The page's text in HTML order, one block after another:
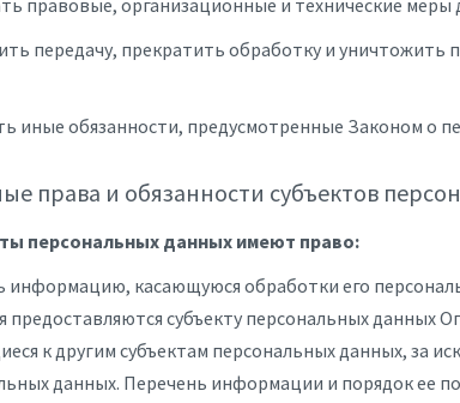
правовые, организационные и технические
передачу, прекратить обработку и уничтожить
иные обязанности, предусмотренные Законом о
права и обязанности субъектов
персональных данных имеют право:
информацию, касающуюся обработки его
предоставляются субъекту персональных
к другим субъектам персональных данных, за
данных. Перечень информации и порядок ее